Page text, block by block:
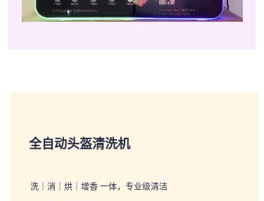
全自动头盔清洗机
洗｜消｜烘｜增香 一体，专业级清洁